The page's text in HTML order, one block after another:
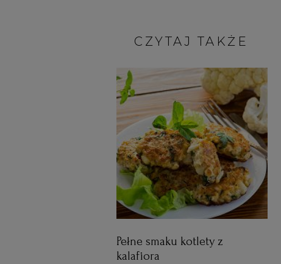
CZYTAJ TAKŻE:
Pełne smaku kotlety z
kalafiora